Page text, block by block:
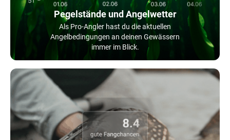
Pegelstände und Angelwetter
Als Pro-Angler hast du die aktuellen
Angelbedingungen an deinen Gewässern
immer im Blick.